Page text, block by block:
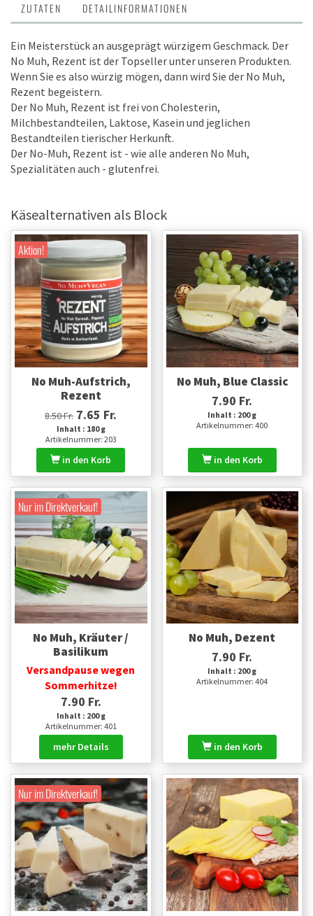
ZUTATEN
DETAILINFORMATIONEN
Ein Meisterstück an ausgeprägt würzigem Geschmack. Der
No Muh, Rezent ist der Topseller unter unseren Produkten.
Wenn Sie es also würzig mögen, dann wird Sie der No Muh,
Rezent begeistern.
Der No Muh, Rezent ist frei von Cholesterin,
Milchbestandteilen, Laktose, Kasein und jeglichen
Bestandteilen tierischer Herkunft.
Der No-Muh, Rezent ist - wie alle anderen No Muh,
Spezialitäten auch - glutenfrei.
Käsealternativen als Block
Aktion!
No Muh-Aufstrich,
Rezent
8.50 Fr. 7.65 Fr.
Inhalt : 180 g
Artikelnummer: 203
in den Korb
No Muh, Blue Classic
7.90 Fr.
Inhalt : 200 g
Artikelnummer: 400
in den Korb
Nur im Direktverkauf!
No Muh, Kräuter /
Basilikum
Versandpause wegen
Sommerhitze!
7.90 Fr.
Inhalt : 200 g
Artikelnummer: 401
mehr Details
No Muh, Dezent
7.90 Fr.
Inhalt : 200 g
Artikelnummer: 404
in den Korb
Nur im Direktverkauf!